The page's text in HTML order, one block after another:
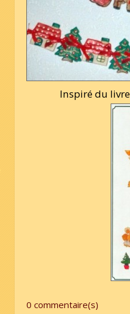
Inspiré du livre
0 commentaire(s)